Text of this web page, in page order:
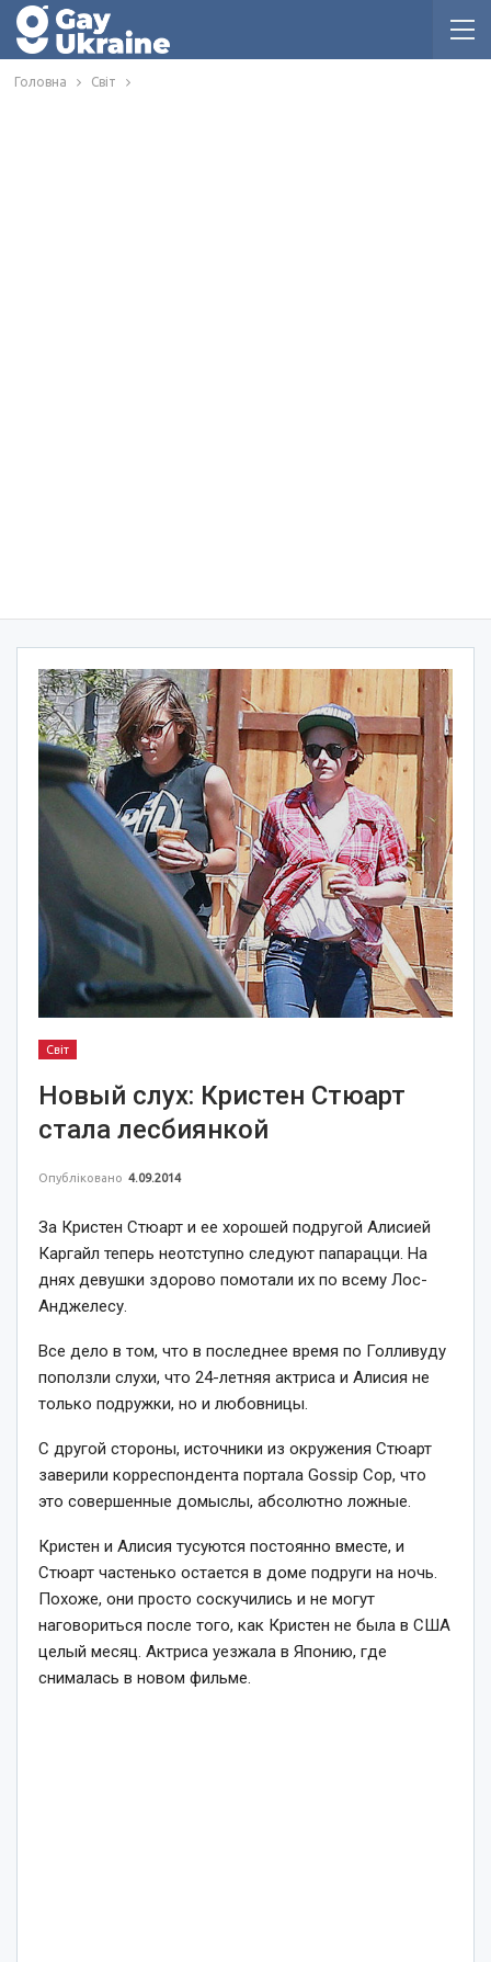
Головна Світ
Світ
Новый слух: Кристен Стюарт
стала лесбиянкой
Опубліковано 4.09.2014
За Кристен Стюарт и ее хорошей подругой Алисией
Каргайл теперь неотступно следуют папарацци. На
днях девушки здорово помотали их по всему Лос-
Анджелесу.
Все дело в том, что в последнее время по Голливуду
поползли слухи, что 24-летняя актриса и Алисия не
только подружки, но и любовницы.
С другой стороны, источники из окружения Стюарт
заверили корреспондента портала Gossip Cop, что
это совершенные домыслы, абсолютно ложные.
Кристен и Алисия тусуются постоянно вместе, и
Стюарт частенько остается в доме подруги на ночь.
Похоже, они просто соскучились и не могут
наговориться после того, как Кристен не была в США
целый месяц. Актриса уезжала в Японию, где
снималась в новом фильме.